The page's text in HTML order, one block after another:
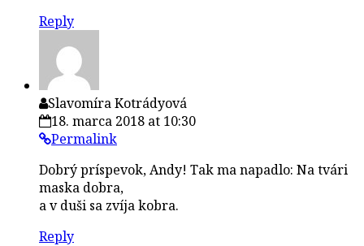
Reply
Slavomíra Kotrádyová
18. marca 2018 at 10:30
Permalink
Dobrý príspevok, Andy! Tak ma napadlo: Na tvári
maska dobra,
a v duši sa zvíja kobra.
Reply